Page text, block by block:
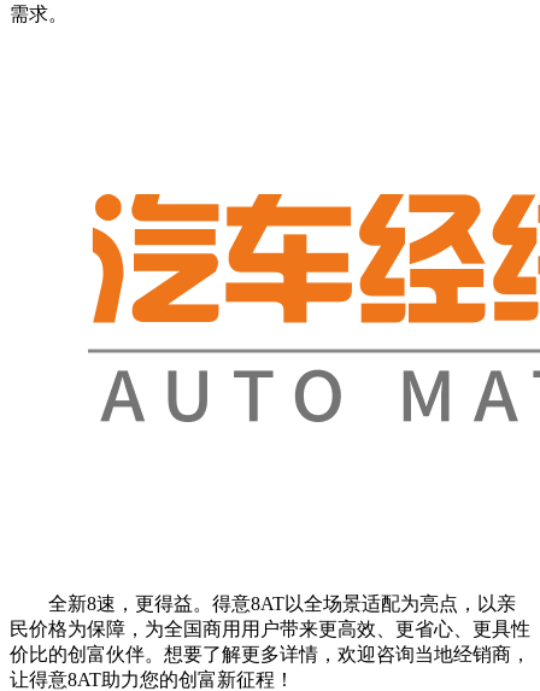
需求。
全新8速，更得益。得意8AT以全场景适配为亮点，以亲
民价格为保障，为全国商用用户带来更高效、更省心、更具性
价比的创富伙伴。想要了解更多详情，欢迎咨询当地经销商，
让得意8AT助力您的创富新征程！